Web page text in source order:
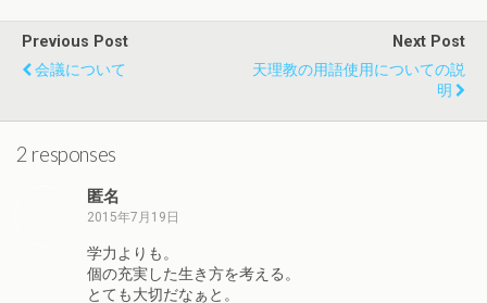
Previous Post
会議について
Next Post
天理教の用語使用についての説
明
2 responses
匿名
2015年7月19日
学力よりも。
個の充実した生き方を考える。
とても大切だなぁと。